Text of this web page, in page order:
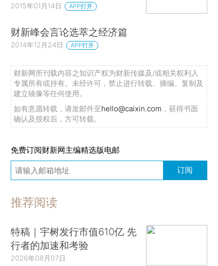
2015年01月14日 APP打开
财新峰会言论选萃之经济篇
2014年12月24日 APP打开
财新网所刊载内容之知识产权为财新传媒及/或相关权利人
专属所有或持有。未经许可，禁止进行转载、摘编、复制及
建立镜像等任何使用。
如有意愿转载，请发邮件至hello@caixin.com ，获得书面
确认及授权后，方可转载。
免费订阅财新网主编精选版电邮
订阅
推荐阅读
特稿｜宇树发行市值610亿 先
行者的加速和考验
2026年08月07日